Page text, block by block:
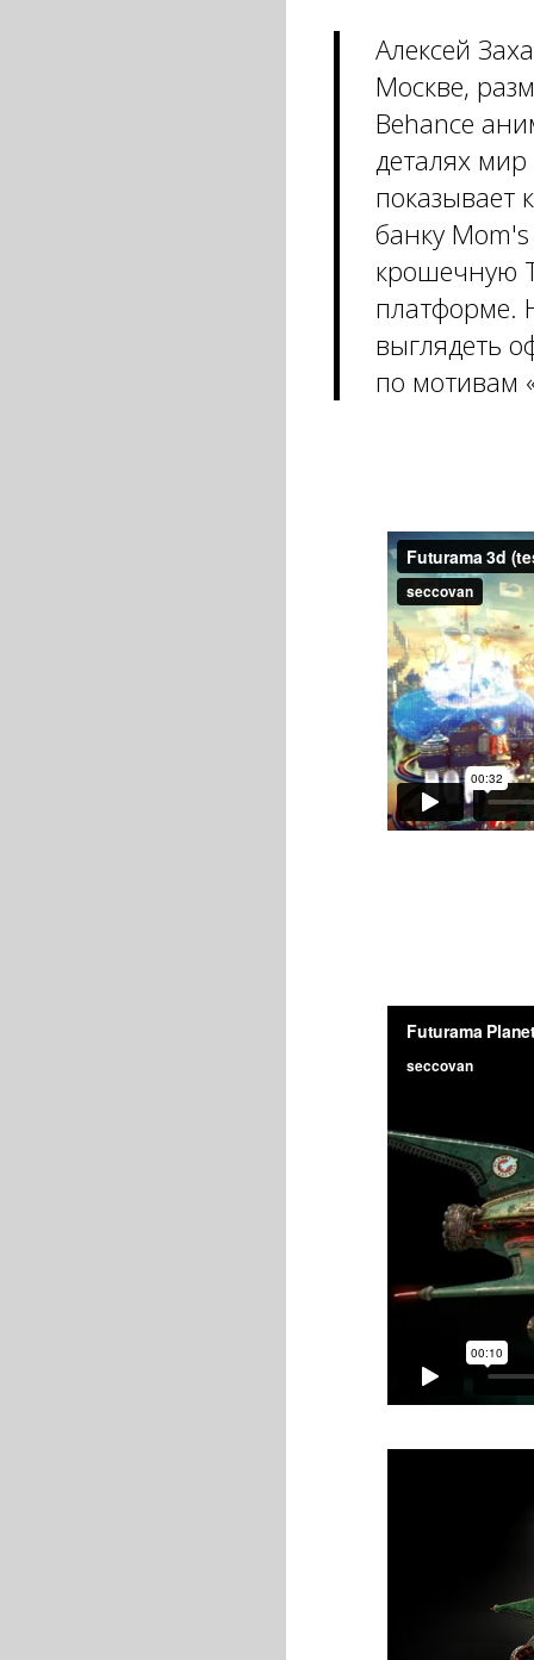
Алексей
Москве,
Behance
деталях
показывает
банку
крошечную
платформе.
выглядеть
по мотивам